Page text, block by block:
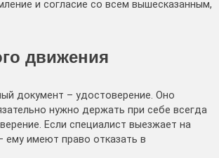
и согласие со всем вышесказанным,
движения
документ – удостоверение. Оно
нужно держать при себе всегда
Если специалист выезжает на
ему имеют право отказать в